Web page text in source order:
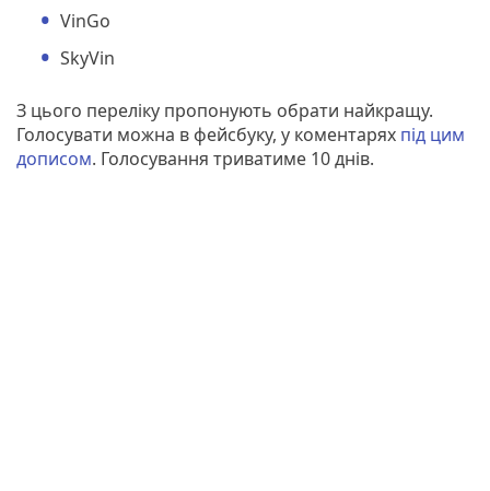
VinGo
SkyVin
З цього переліку пропонують обрати найкращу.
Голосувати можна в фейсбуку, у коментарях під цим
дописом. Голосування триватиме 10 днів.